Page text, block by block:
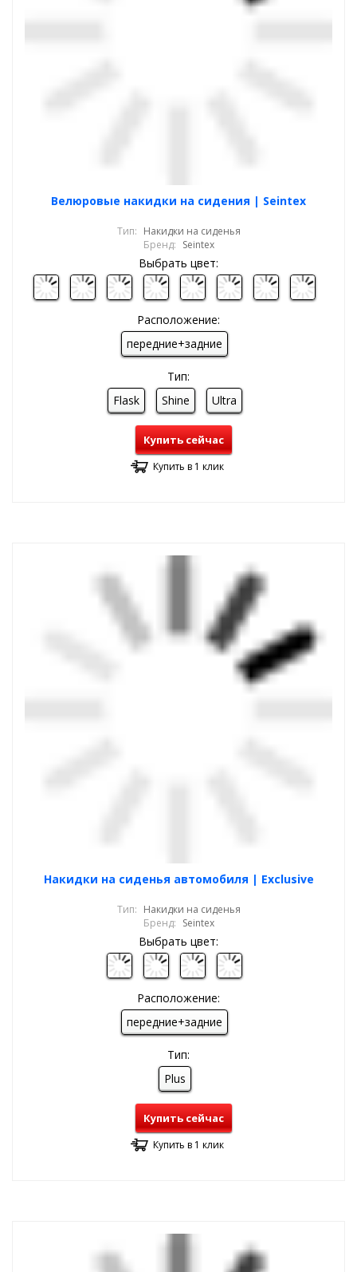
Велюровые накидки на сидения | Seintex
Тип: Накидки на сиденья
Бренд: Seintex
Выбрать цвет:
Расположение:
передние+задние
Тип:
Flask
Shine Ultra
Купить сейчас
Купить в 1 клик
Накидки на сиденья автомобиля | Exclusive
Тип: Накидки на сиденья
Бренд: Seintex
Выбрать цвет:
Расположение:
передние+задние
Тип:
Plus
Купить сейчас
Купить в 1 клик